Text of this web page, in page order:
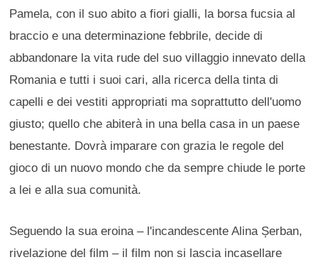
Pamela, con il suo abito a fiori gialli, la borsa fucsia al
braccio e una determinazione febbrile, decide di
abbandonare la vita rude del suo villaggio innevato della
Romania e tutti i suoi cari, alla ricerca della tinta di
capelli e dei vestiti appropriati ma soprattutto dell'uomo
giusto; quello che abiterà in una bella casa in un paese
benestante. Dovrà imparare con grazia le regole del
gioco di un nuovo mondo che da sempre chiude le porte
a lei e alla sua comunità.
Seguendo la sua eroina – l'incandescente Alina Șerban,
rivelazione del film – il film non si lascia incasellare